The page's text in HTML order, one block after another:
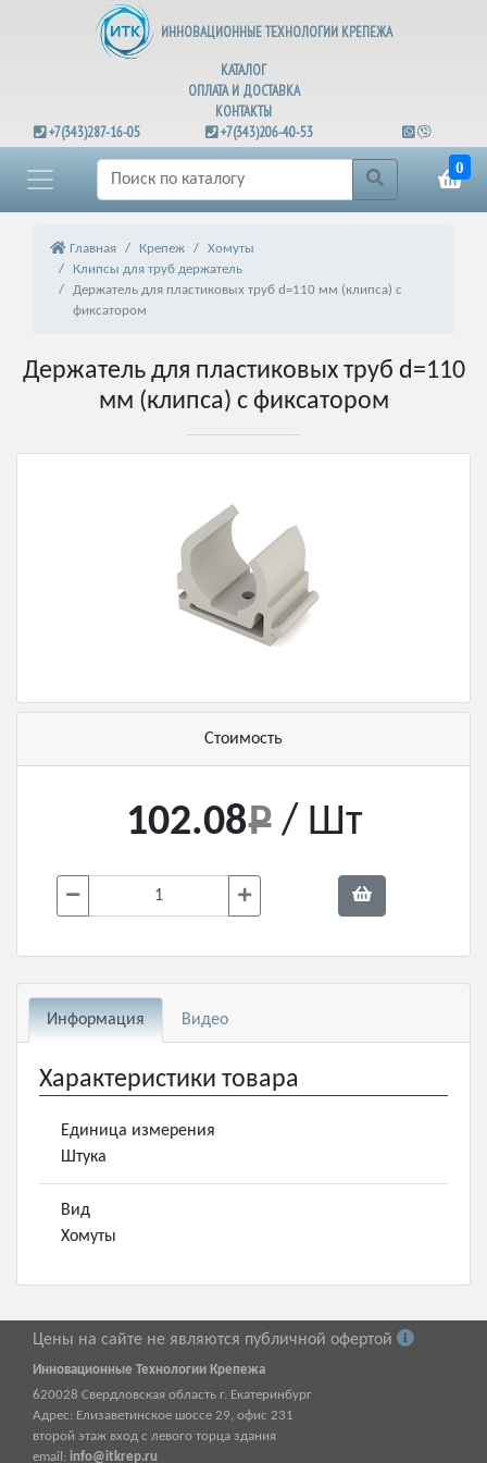
ИННОВАЦИОННЫЕ ТЕХНОЛОГИИ КРЕПЕЖА
КАТАЛОГ
ОПЛАТА И ДОСТАВКА
КОНТАКТЫ
+7(343)287-16-05
+7(343)206-40-53
0
Главная Крепеж
Хомуты
Клипсы для труб держатель
Держатель для пластиковых труб d=110 мм (клипса) с
фиксатором
Держатель для пластиковых труб d=110
мм (клипса) с фиксатором
Стоимость
102.08 / Шт
Информация Видео
Характеристики товара
Единица измерения
Штука
Вид
Хомуты
Цены на сайте не являются публичной офертой
Инновационные Технологии Крепежа
620028 Свердловская область г. Екатеринбург
Адрес: Елизаветинское шоссе 29, офис 231
второй этаж вход с левого торца здания
email: info@itkrep.ru